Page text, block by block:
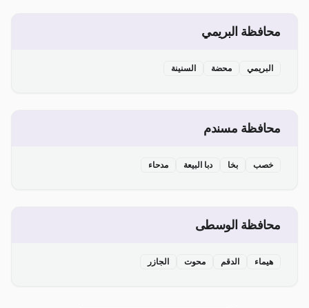
محافظة البريمي
البريمي محضة السنينة
محافظة مسندم
خصب بخا دبا البيعة مدحاء
محافظة الوسطى
هيماء الدقم محوت الجازر